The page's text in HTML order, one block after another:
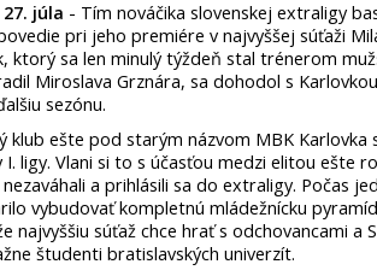
júla - Tím nováčika slovenskej extraligy
pri jeho premiére v najvyššej súťaži
ktorý sa len minulý týždeň stal trénerom
Miroslava Grznára, sa dohodol s
sezónu.
klub ešte pod starým názvom MBK Karlovka
I. ligy. Vlani si to s účasťou medzi elitou ešte
a prihlásili sa do extraligy. Počas
vybudovať kompletnú mládežnícku
najvyššiu súťaž chce hrať s odchovancami a
študenti bratislavských univerzít.